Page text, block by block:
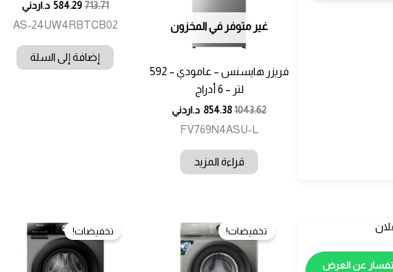
غير متوفر في المخزون
فريزر هايسنس – عامودي – 592
لتر – 6 أدراج
1043.62
854.38 د.اردني
FV769N4ASU-L
قراءة المزيد
713.71
584.29 د.اردني
AS-24UW4RBTCB02
إضافة إلى السلة
للاستفسار عن العرض
تخفيضات! تخفيضات!